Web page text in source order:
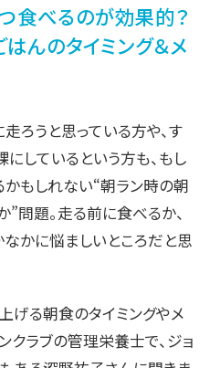
食べるのが効果的？
んのタイミング＆メ
ろうと思っている方や、す
しているという方も、もし
もしれない“朝ラン時の朝
問題。走る前に食べるか、
かに悩ましいところだと思
げる朝食のタイミングやメ
クラブの管理栄養士で、ジョ